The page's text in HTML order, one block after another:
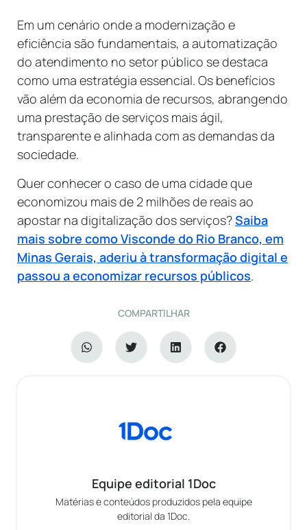
Em um cenário onde a modernização e
eficiência são fundamentais, a automatização
do atendimento no setor público se destaca
como uma estratégia essencial. Os benefícios
vão além da economia de recursos, abrangendo
uma prestação de serviços mais ágil,
transparente e alinhada com as demandas da
sociedade.
Quer conhecer o caso de uma cidade que
economizou mais de 2 milhões de reais ao
apostar na digitalização dos serviços?Saiba
mais sobre como Visconde do Rio Branco, em
Minas Gerais, aderiu à transformação digital e
passou a economizar recursos públicos.
COMPARTILHAR
Equipe editorial 1Doc
Matérias e conteúdos produzidos pela equipe
editorial da 1Doc.